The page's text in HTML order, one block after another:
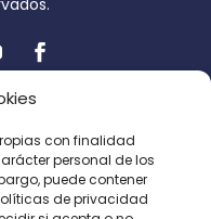
con finalidad
personal de los
puede contener
de privacidad